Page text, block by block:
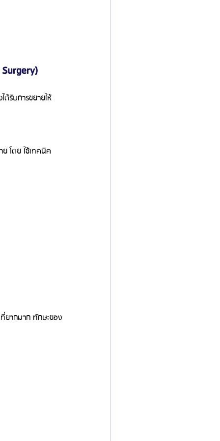
ด้รับการขยายให้
โดย ใช้เทคนิค
ยากมาก ทักษะของ